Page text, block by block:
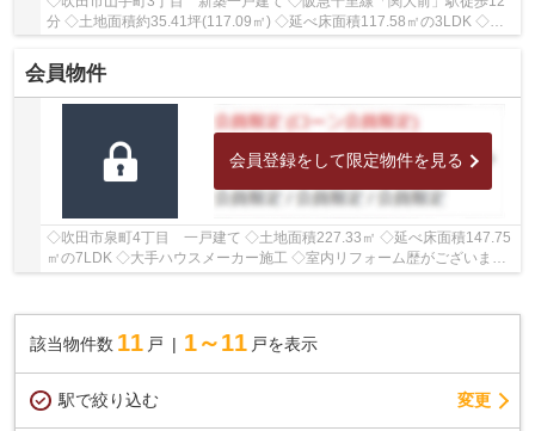
分 ◇土地面積約35.41坪(117.09㎡) ◇延べ床面積117.58㎡の3LDK ◇駐
車スペースがございます ◇北側に幅員約5.3ｍの公道...
会員物件
会員登録をして限定物件を見る
◇吹田市泉町4丁目 一戸建て ◇土地面積227.33㎡ ◇延べ床面積147.75
㎡の7LDK ◇大手ハウスメーカー施工 ◇室内リフォーム歴がございます
◇学校区は吹田第二小学校、第六中学校 ◇小学校ま...
該当物件数 11 戸 1～11 戸を表示
駅で絞り込む 変更